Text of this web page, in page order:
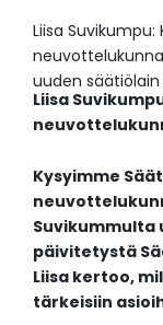
Liisa
uuden
Liisa
Kysyimme
Suvikummulta
päivitetystä
Liisa kertoo,
tärkeisiin